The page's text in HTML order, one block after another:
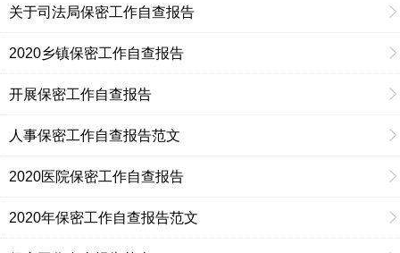
关于司法局保密工作自查报告
2020乡镇保密工作自查报告
开展保密工作自查报告
人事保密工作自查报告范文
2020医院保密工作自查报告
2020年保密工作自查报告范文